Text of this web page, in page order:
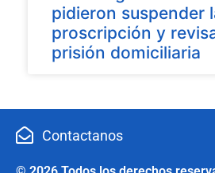
pidieron suspender
proscripción y
prisión domiciliaria
Contactanos